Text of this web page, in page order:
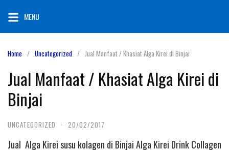
content
MENU
Home Uncategorized Jual Manfaat / Khasiat Alga Kirei di Binjai
Jual Manfaat / Khasiat Alga Kirei di
Binjai
UNCATEGORIZED · 20/02/2017
Jual Alga Kirei susu kolagen di Binjai Alga Kirei Drink Collagen